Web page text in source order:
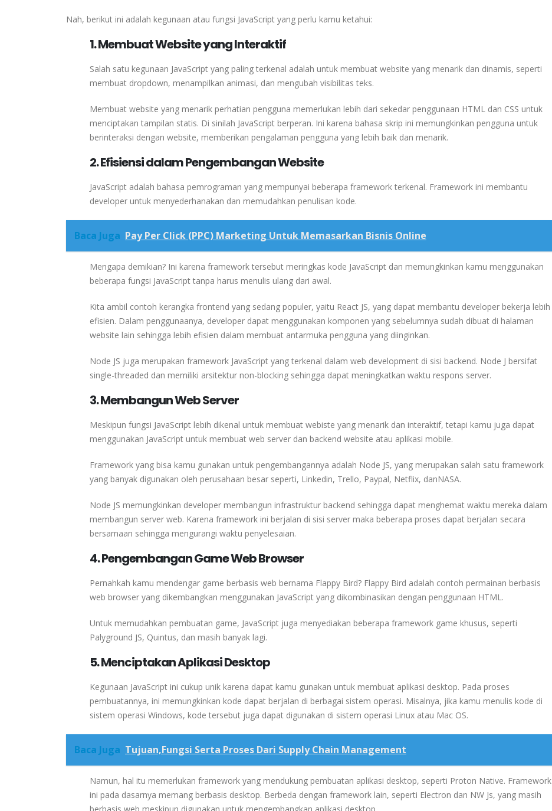
Nah, berikut ini adalah kegunaan atau fungsi JavaScript yang perlu kamu ketahui:
1. Membuat Website yang Interaktif
Salah satu kegunaan JavaScript yang paling terkenal adalah untuk membuat website yang menarik dan dinamis, seperti
membuat dropdown, menampilkan animasi, dan mengubah visibilitas teks.
Membuat website yang menarik perhatian pengguna memerlukan lebih dari sekedar penggunaan HTML dan CSS untuk
menciptakan tampilan statis. Di sinilah JavaScript berperan. Ini karena bahasa skrip ini memungkinkan pengguna untuk
berinteraksi dengan website, memberikan pengalaman pengguna yang lebih baik dan menarik.
2. Efisiensi dalam Pengembangan Website
JavaScript adalah bahasa pemrograman yang mempunyai beberapa framework terkenal. Framework ini membantu
developer untuk menyederhanakan dan memudahkan penulisan kode.
Baca Juga Pay Per Click (PPC) Marketing Untuk Memasarkan Bisnis Online
Mengapa demikian? Ini karena framework tersebut meringkas kode JavaScript dan memungkinkan kamu menggunakan
beberapa fungsi JavaScript tanpa harus menulis ulang dari awal.
Kita ambil contoh kerangka frontend yang sedang populer, yaitu React JS, yang dapat membantu developer bekerja lebih
efisien. Dalam penggunaanya, developer dapat menggunakan komponen yang sebelumnya sudah dibuat di halaman
website lain sehingga lebih efisien dalam membuat antarmuka pengguna yang diinginkan.
Node JS juga merupakan framework JavaScript yang terkenal dalam web development di sisi backend. Node J bersifat
single-threaded dan memiliki arsitektur non-blocking sehingga dapat meningkatkan waktu respons server.
3. Membangun Web Server
Meskipun fungsi JavaScript lebih dikenal untuk membuat webiste yang menarik dan interaktif, tetapi kamu juga dapat
menggunakan JavaScript untuk membuat web server dan backend website atau aplikasi mobile.
Framework yang bisa kamu gunakan untuk pengembangannya adalah Node JS, yang merupakan salah satu framework
yang banyak digunakan oleh perusahaan besar seperti, Linkedin, Trello, Paypal, Netflix, danNASA.
Node JS memungkinkan developer membangun infrastruktur backend sehingga dapat menghemat waktu mereka dalam
membangun server web. Karena framework ini berjalan di sisi server maka beberapa proses dapat berjalan secara
bersamaan sehingga mengurangi waktu penyelesaian.
4. Pengembangan Game Web Browser
Pernahkah kamu mendengar game berbasis web bernama Flappy Bird? Flappy Bird adalah contoh permainan berbasis
web browser yang dikembangkan menggunakan JavaScript yang dikombinasikan dengan penggunaan HTML.
Untuk memudahkan pembuatan game, JavaScript juga menyediakan beberapa framework game khusus, seperti
Palyground JS, Quintus, dan masih banyak lagi.
5. Menciptakan Aplikasi Desktop
Kegunaan JavaScript ini cukup unik karena dapat kamu gunakan untuk membuat aplikasi desktop. Pada proses
pembuatannya, ini memungkinkan kode dapat berjalan di berbagai sistem operasi. Misalnya, jika kamu menulis kode di
sistem operasi Windows, kode tersebut juga dapat digunakan di sistem operasi Linux atau Mac OS.
Baca Juga Tujuan,Fungsi Serta Proses Dari Supply Chain Management
Namun, hal itu memerlukan framework yang mendukung pembuatan aplikasi desktop, seperti Proton Native. Framework
ini pada dasarnya memang berbasis desktop. Berbeda dengan framework lain, seperti Electron dan NW Js, yang masih